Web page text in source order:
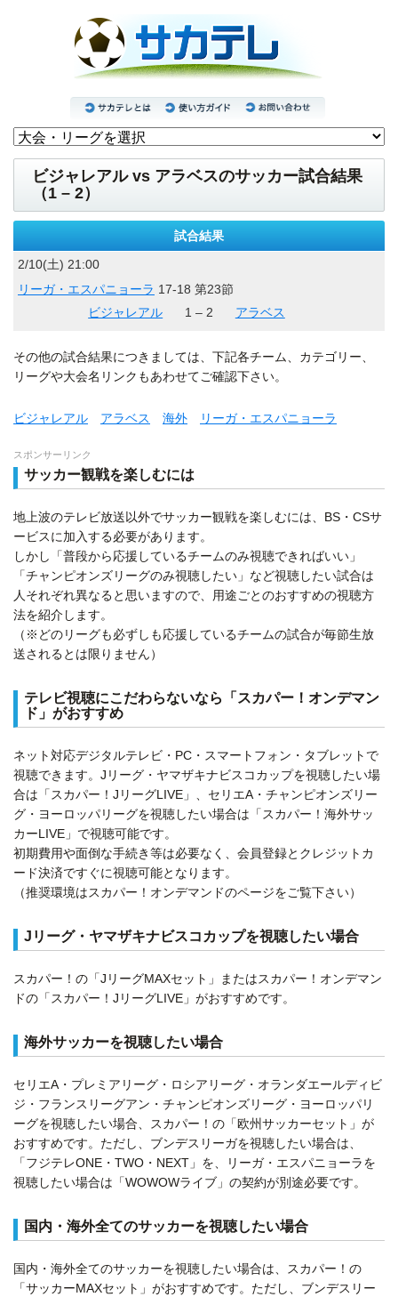
ビジャレアル vs アラベスのサッカー試合結果
（1 – 2）
試合結果
2/10(土) 21:00
リーガ・エスパニョーラ 17-18 第23節
ビジャレアル
1 – 2 アラベス
その他の試合結果につきましては、下記各チーム、カテゴリー、
リーグや大会名リンクもあわせてご確認下さい。
ビジャレアル アラベス 海外 リーガ・エスパニョーラ
スポンサーリンク
サッカー観戦を楽しむには
地上波のテレビ放送以外でサッカー観戦を楽しむには、BS・CSサ
ービスに加入する必要があります。
しかし「普段から応援しているチームのみ視聴できればいい」
「チャンピオンズリーグのみ視聴したい」など視聴したい試合は
人それぞれ異なると思いますので、用途ごとのおすすめの視聴方
法を紹介します。
（※どのリーグも必ずしも応援しているチームの試合が毎節生放
送されるとは限りません）
テレビ視聴にこだわらないなら「スカパー！オンデマン
ド」がおすすめ
ネット対応デジタルテレビ・PC・スマートフォン・タブレットで
視聴できます。Jリーグ・ヤマザキナビスコカップを視聴したい場
合は「スカパー！JリーグLIVE」、セリエA・チャンピオンズリー
グ・ヨーロッパリーグを視聴したい場合は「スカパー！海外サッ
カーLIVE」で視聴可能です。
初期費用や面倒な手続き等は必要なく、会員登録とクレジットカ
ード決済ですぐに視聴可能となります。
（推奨環境はスカパー！オンデマンドのページをご覧下さい）
Jリーグ・ヤマザキナビスコカップを視聴したい場合
スカパー！の「JリーグMAXセット」またはスカパー！オンデマン
ドの「スカパー！JリーグLIVE」がおすすめです。
海外サッカーを視聴したい場合
セリエA・プレミアリーグ・ロシアリーグ・オランダエールディビ
ジ・フランスリーグアン・チャンピオンズリーグ・ヨーロッパリ
ーグを視聴したい場合、スカパー！の「欧州サッカーセット」が
おすすめです。ただし、ブンデスリーガを視聴したい場合は、
「フジテレONE・TWO・NEXT」を、リーガ・エスパニョーラを
視聴したい場合は「WOWOWライブ」の契約が別途必要です。
国内・海外全てのサッカーを視聴したい場合
国内・海外全てのサッカーを視聴したい場合は、スカパー！の
「サッカーMAXセット」がおすすめです。ただし、ブンデスリー